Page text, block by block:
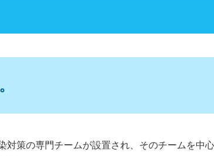
策の専門チームが設置され、そのチームを中